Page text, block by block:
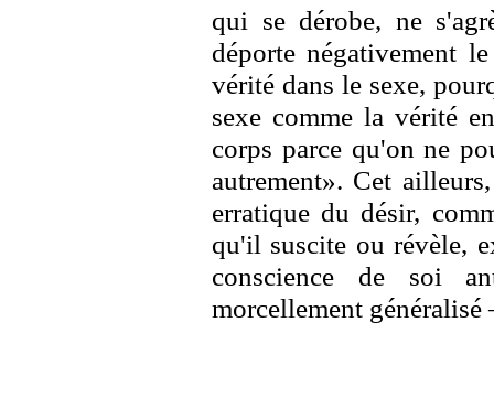
qui se dérobe, ne
déporte négativement
vérité dans le sexe,
sexe comme la vérité
corps parce qu'on ne
autrement». Cet
erratique du désir,
qu'il suscite ou révèle,
conscience de soi
morcellement